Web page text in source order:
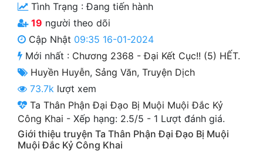
Cạnh Kỹ
Cổ Tiên Hiệp
Du Hí
Dã Sử
Dị Giới
Tình Trạng :Đang tiến hành
19 người theo dõi
Cập Nhật 09:35 16-01-2024
Mới nhất : Chương 2368 - Đại Kết Cục!! (5) HẾT.
Huyền Huyễn, Sảng Văn, Truyện Dịch
73.7k lượt xem
Ta Thân Phận Đại Đạo Bị Muội Muội Đắc Kỷ
Công Khai - Xếp hạng: 2.5/5 - 1 Lượt đánh giá.
Giới thiệu truyện Ta Thân Phận Đại Đạo Bị Muội
Muội Đắc Kỷ Công Khai